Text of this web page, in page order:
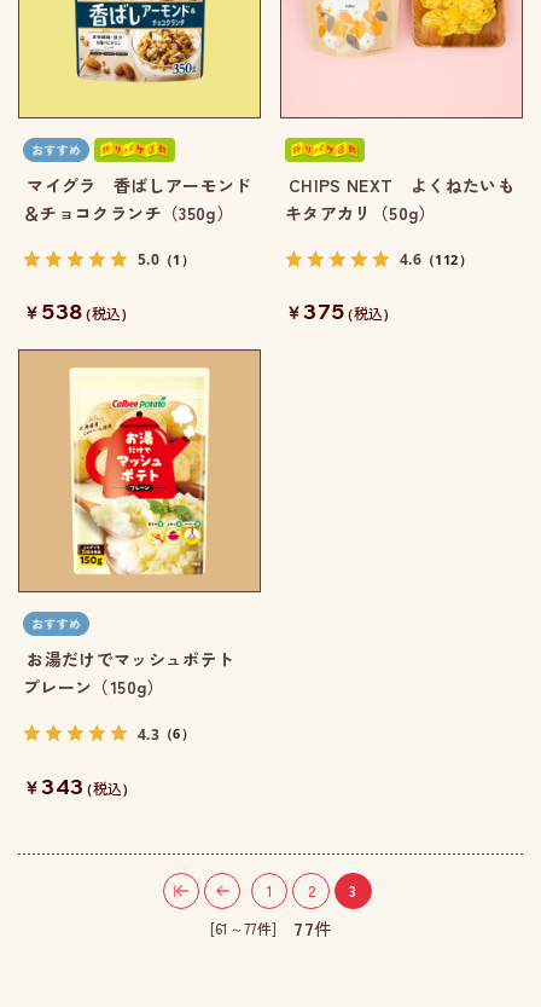
マイグラ 香ばしアーモンド
＆チョコクランチ（350g）
5.0 （1）
￥538 (税込)
CHIPS NEXT よくねたいも
キタアカリ（50g）
4.6 （112）
￥375 (税込)
お湯だけでマッシュポテト
プレーン（150g）
4.3 （6）
￥343 (税込)
[61～77件] 77件
1 2 3